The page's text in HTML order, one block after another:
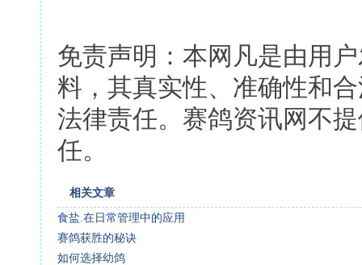
免责声明：本网凡是由用
料，其真实性、准确性和
法律责任。赛鸽资讯网不
任。
相关文章
食盐.在日常管理中的应用
赛鸽获胜的秘诀
如何选择幼鸽